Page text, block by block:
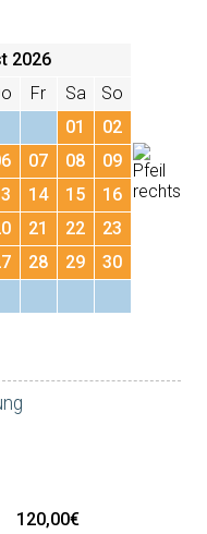
2026
Fr Sa
So
01
02
07 08
09
14 15
16
21 22
23
28 29
30
120,00€